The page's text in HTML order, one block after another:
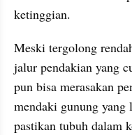
ketinggian.
Meski tergolong
jalur pendakian yang
pun bisa merasakan
mendaki gunung
pastikan tubuh dalam